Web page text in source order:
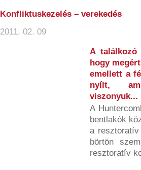
Konfliktuskezelés – verekedés
2011. 02. 09
A találkozó
hogy
emellett a
nyílt,
viszonyuk...
A
bentlakók
a resztoratív
börtön
resztoratív